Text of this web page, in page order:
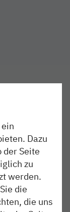
Pinneberg
du mit
- höher,
Dazu
der Seite
zu
werden.
die
die uns